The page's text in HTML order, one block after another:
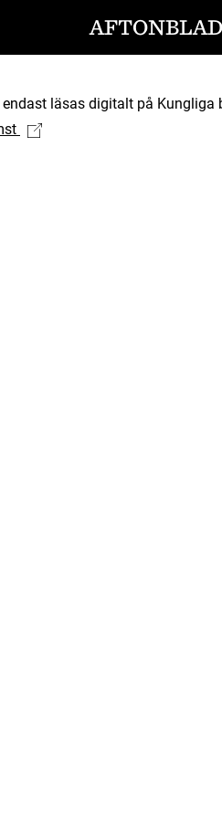
läsas digitalt på